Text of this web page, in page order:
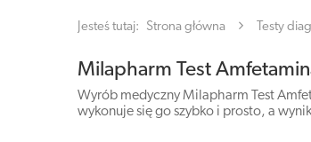
Jesteś tutaj: Strona główna Testy
Milapharm Test
Wyrób medyczny Milapharm Test
wykonuje się go szybko i prosto, a